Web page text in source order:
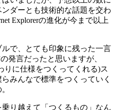
ダーとも技術的な話題を交わ
Explorerの進化が今まで以上
で、とても印象に残った一言
発言だったと思いますが、
りに仕様をつくってくれる)ス
みんなで標準をつくっていく
り越えて「つくるもの」なん